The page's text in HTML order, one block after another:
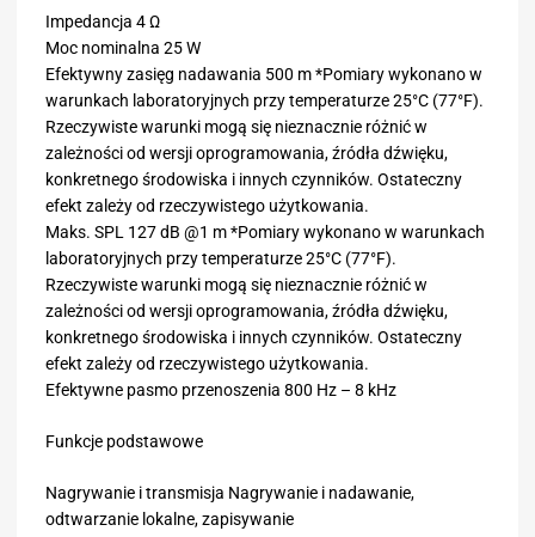
Impedancja 4 Ω
Moc nominalna 25 W
Efektywny zasięg nadawania 500 m *Pomiary wykonano w
warunkach laboratoryjnych przy temperaturze 25°C (77°F).
Rzeczywiste warunki mogą się nieznacznie różnić w
zależności od wersji oprogramowania, źródła dźwięku,
konkretnego środowiska i innych czynników. Ostateczny
efekt zależy od rzeczywistego użytkowania.
Maks. SPL 127 dB @1 m *Pomiary wykonano w warunkach
laboratoryjnych przy temperaturze 25°C (77°F).
Rzeczywiste warunki mogą się nieznacznie różnić w
zależności od wersji oprogramowania, źródła dźwięku,
konkretnego środowiska i innych czynników. Ostateczny
efekt zależy od rzeczywistego użytkowania.
Efektywne pasmo przenoszenia 800 Hz – 8 kHz
Funkcje podstawowe
Nagrywanie i transmisja Nagrywanie i nadawanie,
odtwarzanie lokalne, zapisywanie